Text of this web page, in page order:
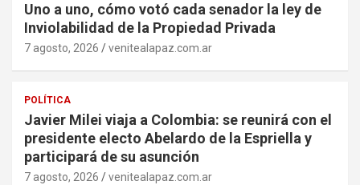
Uno a uno, cómo votó cada senador la ley de
Inviolabilidad de la Propiedad Privada
7 agosto, 2026 venitealapaz.com.ar
POLÍTICA
Javier Milei viaja a Colombia: se reunirá con el
presidente electo Abelardo de la Espriella y
participará de su asunción
7 agosto, 2026 venitealapaz.com.ar